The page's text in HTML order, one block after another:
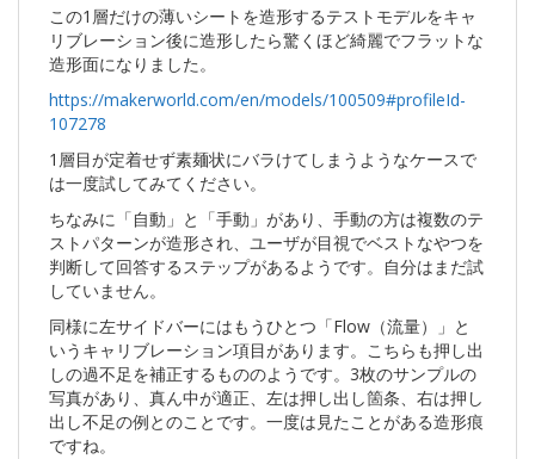
この1層だけの薄いシートを造形するテストモデルをキャ
リブレーション後に造形したら驚くほど綺麗でフラットな
造形面になりました。
https://makerworld.com/en/models/100509#profileId-
107278
1層目が定着せず素麺状にバラけてしまうようなケースで
は一度試してみてください。
ちなみに「自動」と「手動」があり、手動の方は複数のテ
ストパターンが造形され、ユーザが目視でベストなやつを
判断して回答するステップがあるようです。自分はまだ試
していません。
同様に左サイドバーにはもうひとつ「Flow（流量）」と
いうキャリブレーション項目があります。こちらも押し出
しの過不足を補正するもののようです。3枚のサンプルの
写真があり、真ん中が適正、左は押し出し箇条、右は押し
出し不足の例とのことです。一度は見たことがある造形痕
ですね。